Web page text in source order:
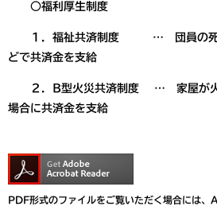
○福利厚生制度
１．福祉共済制度 … 団員の死亡
どで共済金を支給
２．B型火災共済制度 … 家屋が火
場合に共済金を支給
PDF形式のファイルをご覧いただく場合には